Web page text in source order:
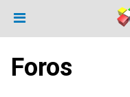
Foros